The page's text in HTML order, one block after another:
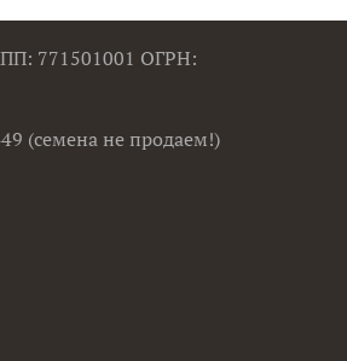
771501001 ОГРН:
(семена не продаем!)